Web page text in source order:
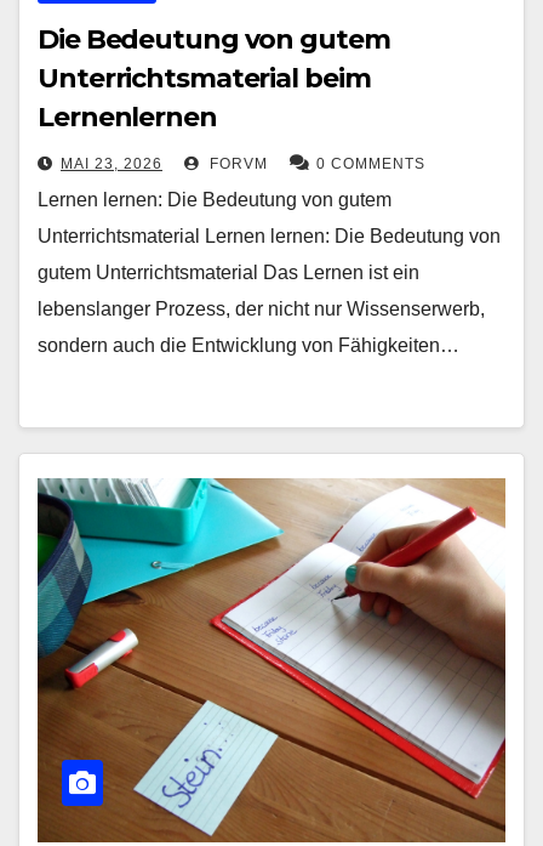
Die Bedeutung von gutem
Unterrichtsmaterial beim
Lernenlernen
MAI 23, 2026 FORVM 0 COMMENTS
Lernen lernen: Die Bedeutung von gutem
Unterrichtsmaterial Lernen lernen: Die Bedeutung von
gutem Unterrichtsmaterial Das Lernen ist ein
lebenslanger Prozess, der nicht nur Wissenserwerb,
sondern auch die Entwicklung von Fähigkeiten…